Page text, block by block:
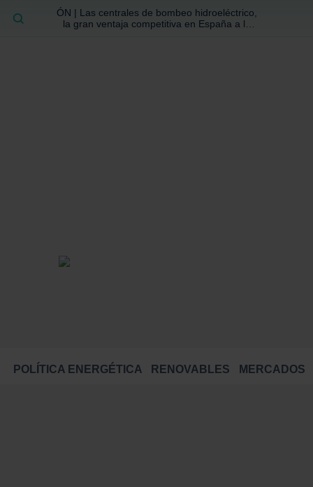
ÓN | Las centrales de bombeo hidroeléctrico,
la gran ventaja competitiva en España a la
POLÍTICA ENERGÉTICA RENOVABLES MERCADOS
BUSCAR